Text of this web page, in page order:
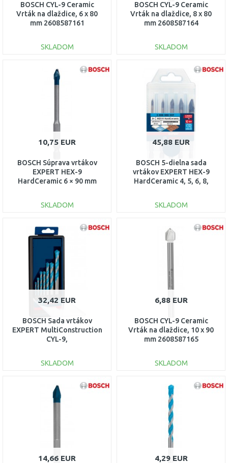
BOSCH CYL-9 Ceramic
Vrták na dlaždice, 6 x 80
mm 2608587161
SKLADOM
DO KOŠÍKA
Porovnať
BOSCH CYL-9 Ceramic
Vrták na dlaždice, 8 x 80
mm 2608587164
SKLADOM
DO KOŠÍKA
10,75 EUR
BOSCH Súprava vrtákov
EXPERT HEX-9
HardCeramic 6 × 90 mm
SKLADOM
DO KOŠÍKA
Porovnať
45,88 EUR
BOSCH 5-dielna sada
vrtákov EXPERT HEX-9
HardCeramic 4, 5, 6, 8,
SKLADOM
DO KOŠÍKA
32,42 EUR
BOSCH Sada vrtákov
EXPERT MultiConstruction
CYL-9,
SKLADOM
DO KOŠÍKA
Porovnať
6,88 EUR
BOSCH CYL-9 Ceramic
Vrták na dlaždice, 10 x 90
mm 2608587165
SKLADOM
DO KOŠÍKA
Porovnať
14,66 EUR 4,29 EUR